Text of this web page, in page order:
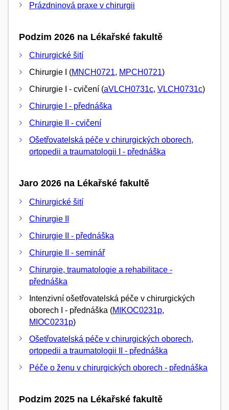
Prázdninová praxe v chirurgii
Podzim 2026 na Lékařské fakultě
Chirurgické šití
Chirurgie I (MNCH0721, MPCH0721)
Chirurgie I - cvičení (aVLCH0731c, VLCH0731c)
Chirurgie I - přednáška
Chirurgie II - cvičení
Ošetřovatelská péče v chirurgických oborech,
ortopedii a traumatologii I - přednáška
Jaro 2026 na Lékařské fakultě
Chirurgické šití
Chirurgie II
Chirurgie II - přednáška
Chirurgie II - seminář
Chirurgie, traumatologie a rehabilitace -
přednáška
Intenzivní ošetřovatelská péče v chirurgických
oborech I - přednáška (MIKOC0231p,
MIOC0231p)
Ošetřovatelská péče v chirurgických oborech,
ortopedii a traumatologii II - přednáška
Péče o ženu v chirurgických oborech - přednáška
Podzim 2025 na Lékařské fakultě